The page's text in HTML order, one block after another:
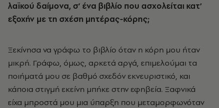
λαϊκού δαίμονα, σ’ ένα βιβλίο που ασχολείται κατ’
εξοχήν με τη σχέση μητέρας-κόρης;
Ξεκίνησα να γράφω το βιβλίο όταν η κόρη μου ήταν
μικρή. Γράφω, όμως, αρκετά αργά, επιμελούμαι τα
ποιήματά μου σε βαθμό σχεδόν εκνευριστικό, και
κάποια στιγμή εκείνη μπήκε στην εφηβεία. Ξαφνικά
είχα μπροστά μου μια ύπαρξη που μεταμορφωνόταν